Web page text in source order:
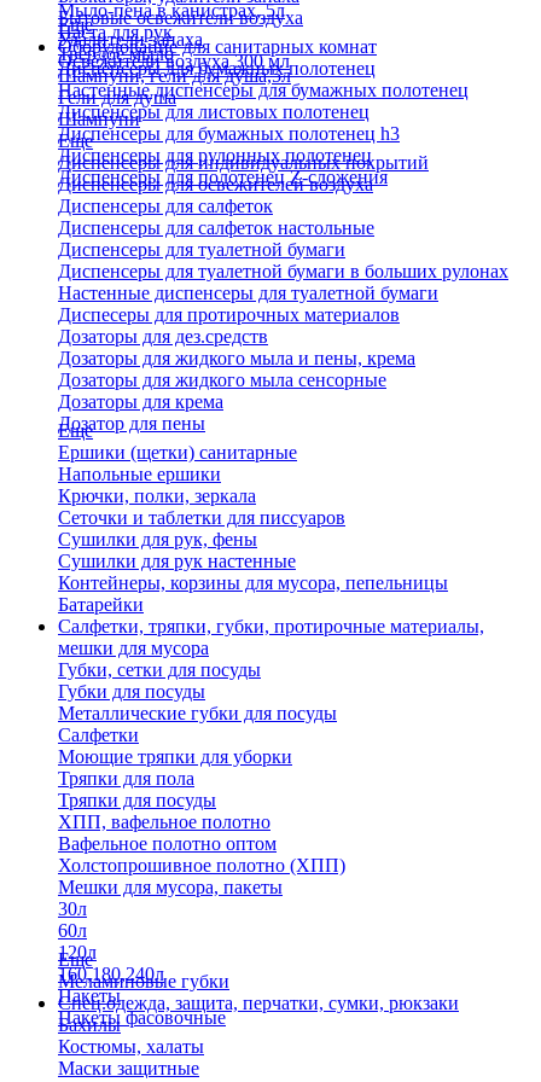
Мыло-пена в канистрах, 5л
Паста для рук
Твердое мыло
Шампуни, гели для душа,5л
Гели для душа
Шампуни
Бытовые освежители воздуха
Удалители запаха
Освежители воздуха 300 мл
Еще
Оборудование для санитарных комнат
Диспенсеры для бумажных полотенец
Настенные диспенсеры для бумажных полотенец
Диспенсеры для листовых полотенец
Диспенсеры для бумажных полотенец h3
Диспенсеры для рулонных полотенец
Диспенсеры для полотенец Z-сложения
Еще
Диспенсеры для индивидуальных покрытий
Диспенсеры для освежителей воздуха
Диспенсеры для салфеток
Диспенсеры для салфеток настольные
Диспенсеры для туалетной бумаги
Диспенсеры для туалетной бумаги в больших рулонах
Настенные диспенсеры для туалетной бумаги
Диспесеры для протирочных материалов
Дозаторы для дез.средств
Дозаторы для жидкого мыла и пены, крема
Дозаторы для жидкого мыла сенсорные
Дозаторы для крема
Дозатор для пены
Еще
Ершики (щетки) санитарные
Напольные ершики
Крючки, полки, зеркала
Сеточки и таблетки для писсуаров
Сушилки для рук, фены
Сушилки для рук настенные
Контейнеры, корзины для мусора, пепельницы
Батарейки
Салфетки, тряпки, губки, протирочные материалы,
мешки для мусора
Губки, сетки для посуды
Губки для посуды
Металлические губки для посуды
Салфетки
Моющие тряпки для уборки
Тряпки для пола
Тряпки для посуды
ХПП, вафельное полотно
Вафельное полотно оптом
Холстопрошивное полотно (ХПП)
Мешки для мусора, пакеты
30л
60л
120л
160,180,240л
Пакеты
Пакеты фасовочные
Еще
Меламиновые губки
Спец.одежда, защита, перчатки, сумки, рюкзаки
Бахилы
Костюмы, халаты
Маски защитные